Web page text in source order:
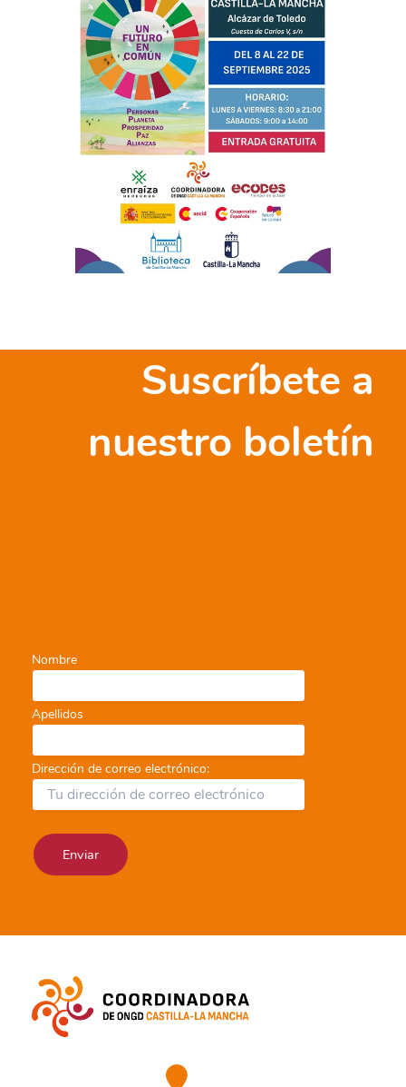
Suscríbete a
nuestro boletín
Nombre
Apellidos
Dirección de correo electrónico: